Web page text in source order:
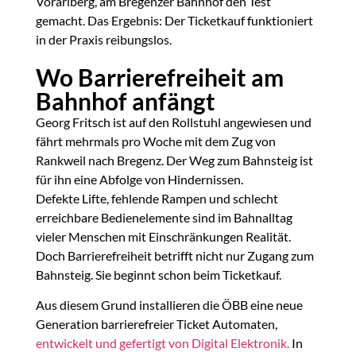
gemacht. Das Ergebnis: Der Ticketkauf funktioniert
in der Praxis reibungslos.
Wo Barrierefreiheit am
Bahnhof anfängt
Georg Fritsch ist auf den Rollstuhl angewiesen und
fährt mehrmals pro Woche mit dem Zug von
Rankweil nach Bregenz. Der Weg zum Bahnsteig ist
für ihn eine Abfolge von Hindernissen.
Defekte Lifte, fehlende Rampen und schlecht
erreichbare Bedienelemente sind im Bahnalltag
vieler Menschen mit Einschränkungen Realität.
Doch Barrierefreiheit betrifft nicht nur Zugang zum
Bahnsteig. Sie beginnt schon beim Ticketkauf.
Aus diesem Grund installieren die ÖBB eine neue
Generation barrierefreier Ticket Automaten,
entwickelt und gefertigt von Digital Elektronik.In